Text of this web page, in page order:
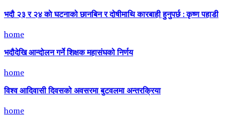
भदौ २३ र २४ काे घटनाको छानबिन र दोषीमाथि कारबाही हुनुपर्छ : कृष्ण पहाडी
home
भदौदेखि आन्दोलन गर्ने शिक्षक महासंघको निर्णय
home
विश्व आदिवासी दिवसको अवसरमा बुटवलमा अन्तरक्रिया
home